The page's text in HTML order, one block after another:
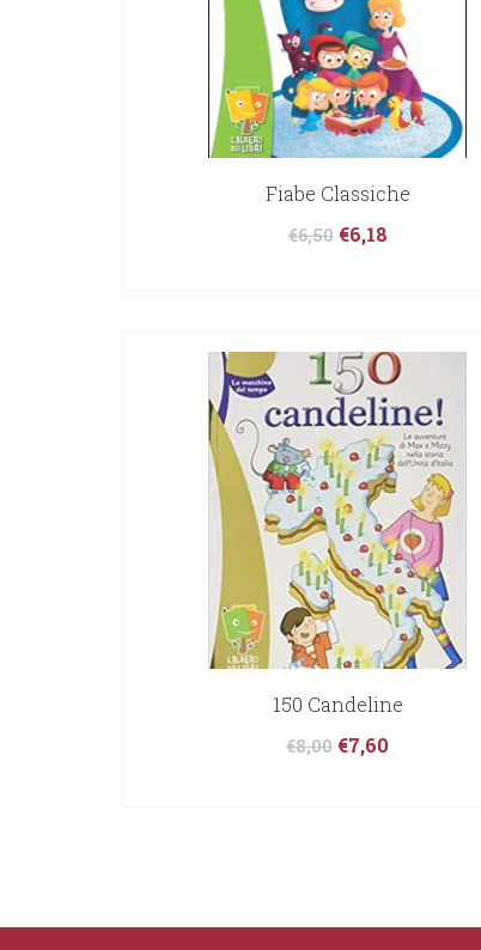
Fiabe Classiche
€6,50 €6,18
150 Candeline
€8,00 €7,60